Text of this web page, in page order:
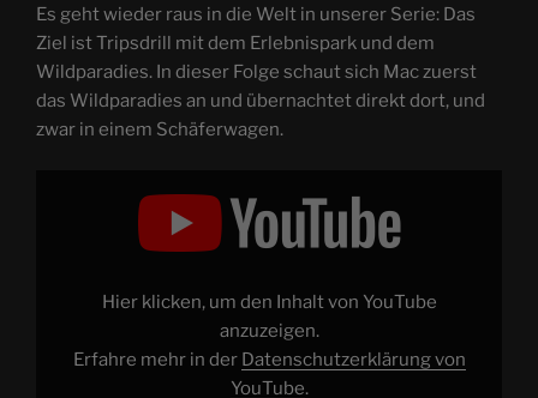
Es geht wieder raus in die Welt in unserer Serie: Das
Ziel ist Tripsdrill mit dem Erlebnispark und dem
Wildparadies. In dieser Folge schaut sich Mac zuerst
das Wildparadies an und übernachtet direkt dort, und
zwar in einem Schäferwagen.
Schäferwagen
Tripsdrill
Hier klicken, um den Inhalt von YouTube
anzuzeigen.
Erfahre mehr in der Datenschutzerklärung von
YouTube.